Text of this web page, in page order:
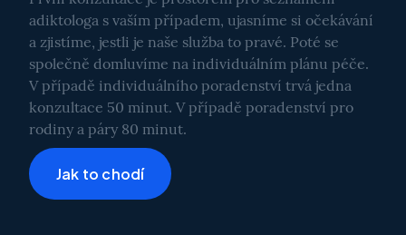
adiktologa s vaším případem, ujasníme si očekávání
a zjistíme, jestli je naše služba to pravé. Poté se
společně domluvíme na individuálním plánu péče.
V případě individuálního poradenství trvá jedna
konzultace 50 minut. V případě poradenství pro
rodiny a páry 80 minut.
Jak to chodí